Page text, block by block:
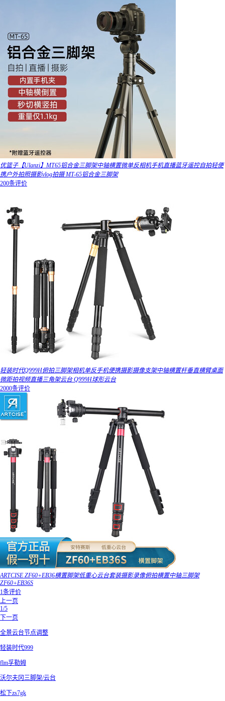
优篮子【Ulanzi】MT65铝合金三脚架中轴横置微单反相机手机直播蓝牙遥控自拍轻便
携户外拍照摄影vlog拍摄 MT-65铝合金三脚架
200条评价
轻装时代Q999H俯拍三脚架相机单反手机便携摄影摄像支架中轴横置杆垂直横臂桌面
微距拍视频直播三角架云台 Q999H球形云台
2000条评价
ARTCISE ZF60+EB36横置脚架低重心云台套装摄影录像俯拍横置中轴三脚架
ZF60+EB36S
1条评价
上一页
1/5
下一页
全景云台节点调整
轻装时代999
flm孚勒姆
沃尔夫冈三脚架/云台
松下zs7gk